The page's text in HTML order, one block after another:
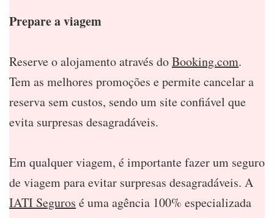
Prepare a viagem
Reserve o alojamento através doBooking.com.
Tem as melhores promoções e permite cancelar a
reserva sem custos, sendo um site confiável que
evita surpresas desagradáveis.
Em qualquer viagem, é importante fazer um seguro
de viagem para evitar surpresas desagradáveis. A
IATI Seguros é uma agência 100% especializada